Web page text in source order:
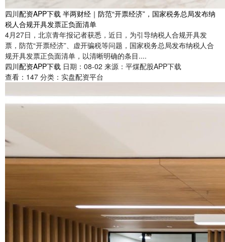
四川配资APP下载 半两财经｜防范“开票经济”，国家税务总局发布纳
税人合规开具发票正负面清单
4月27日，北京青年报记者获悉，近日，为引导纳税人合规开具发
票，防范“开票经济”、虚开骗税等问题，国家税务总局发布纳税人合
规开具发票正负面清单，以清晰明确的条目....
四川配资APP下载 日期：08-02 来源：平煤配股APP下载
查看： 147 分类： 实盘配资平台